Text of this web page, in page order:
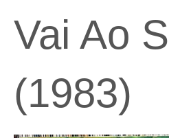
Vai Ao
(1983)